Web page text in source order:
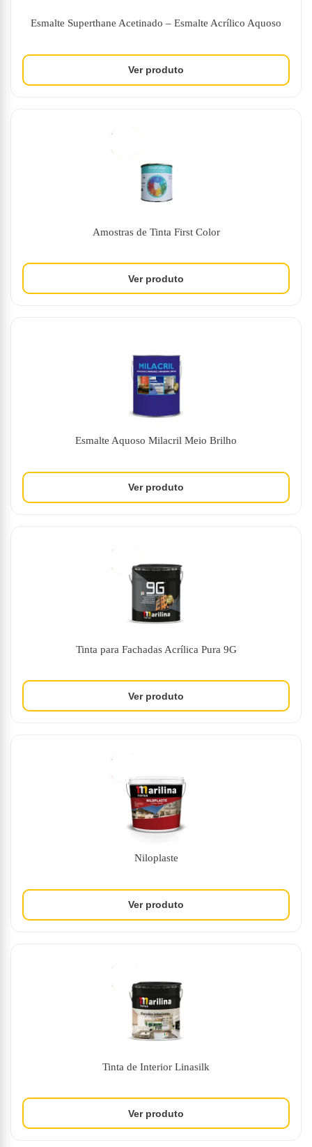
Esmalte Superthane Acetinado – Esmalte Acrílico Aquoso
Amostras de Tinta First Color
Esmalte Aquoso Milacril Meio Brilho
Tinta para Fachadas Acrílica Pura 9G
Niloplaste
Tinta de Interior Linasilk